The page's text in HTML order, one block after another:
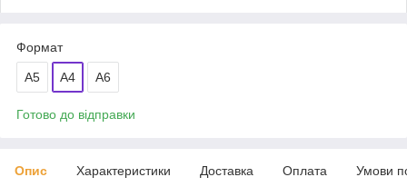
Формат
A5 A4 А6
Готово до відправки
Опис Характеристики Доставка Оплата Умови